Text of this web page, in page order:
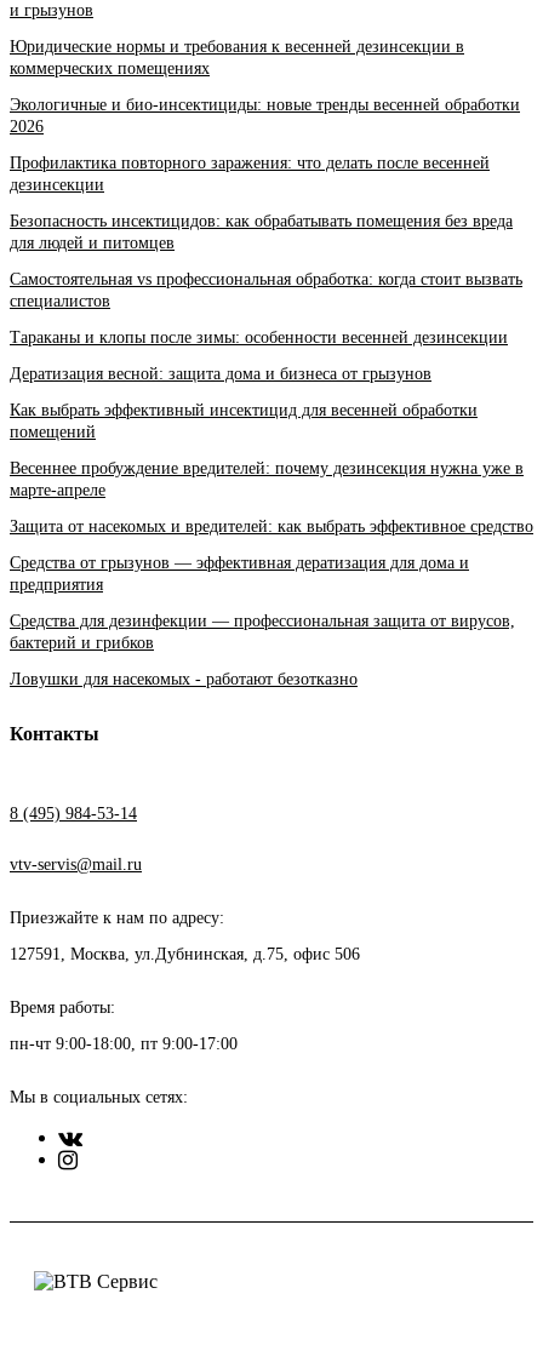
и грызунов
Юридические нормы и требования к весенней дезинсекции в
коммерческих помещениях
Экологичные и био-инсектициды: новые тренды весенней обработки
2026
Профилактика повторного заражения: что делать после весенней
дезинсекции
Безопасность инсектицидов: как обрабатывать помещения без вреда
для людей и питомцев
Самостоятельная vs профессиональная обработка: когда стоит вызвать
специалистов
Тараканы и клопы после зимы: особенности весенней дезинсекции
Дератизация весной: защита дома и бизнеса от грызунов
Как выбрать эффективный инсектицид для весенней обработки
помещений
Весеннее пробуждение вредителей: почему дезинсекция нужна уже в
марте-апреле
Защита от насекомых и вредителей: как выбрать эффективное средство
Средства от грызунов — эффективная дератизация для дома и
предприятия
Средства для дезинфекции — профессиональная защита от вирусов,
бактерий и грибков
Ловушки для насекомых - работают безотказно
Контакты
8 (495) 984-53-14
vtv-servis@mail.ru
Приезжайте к нам по адресу:
127591, Москва, ул.Дубнинская, д.75, офис 506
Время работы:
пн-чт 9:00-18:00, пт 9:00-17:00
Мы в социальных сетях: